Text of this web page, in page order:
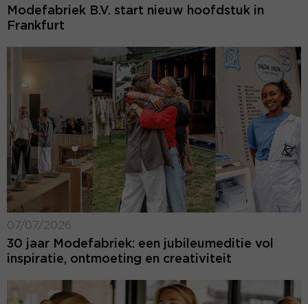
Modefabriek B.V. start nieuw hoofdstuk in
Frankfurt
07/07/2026
30 jaar Modefabriek: een jubileumeditie vol
inspiratie, ontmoeting en creativiteit